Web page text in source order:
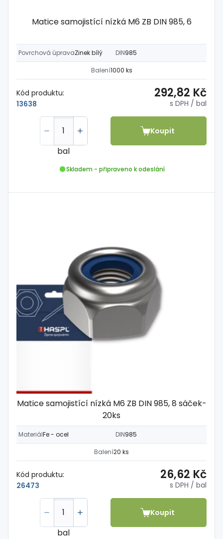
Matice samojistící nízká M6 ZB DIN 985, 6
Povrchová úpravaZinek bílý DIN985
Balení1000 ks
Kód produktu:
13638
292,82 Kč
s DPH / bal
bal
Koupit
Skladem - připraveno k odeslání
Matice samojistící nízká M6 ZB DIN 985, 8 sáček-
20ks
MateriálFe - ocel DIN985
Balení20 ks
Kód produktu:
26473
26,62 Kč
s DPH / bal
bal
Koupit